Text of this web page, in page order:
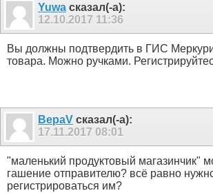
Yuwa сказал(-а):
12.10.2017 11:36
Вы должны подтвердить в ГИС
товара. Можно ручками.
ВераV сказал(-а):
17.11.2017 08:01
"маленький продуктовый магазинчик"
гашение отправителю? всё равно
регистрироваться им?